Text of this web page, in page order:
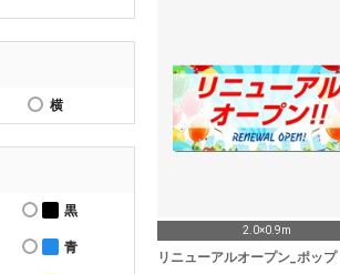
横
黒
青
2.0×0.9m
リニューアルオープン_ポップ